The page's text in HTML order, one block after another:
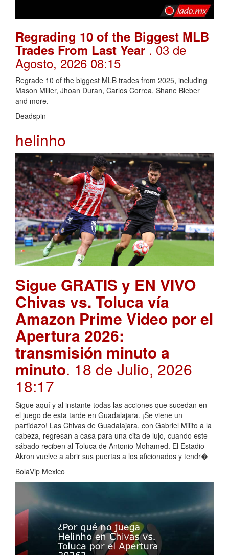
Regrading 10 of the Biggest MLB
Trades From Last Year. 03 de
Agosto, 2026 08:15
Regrade 10 of the biggest MLB trades from 2025, including
Mason Miller, Jhoan Duran, Carlos Correa, Shane Bieber
and more.
Deadspin
helinho
Sigue GRATIS y EN VIVO
Chivas vs. Toluca vía
Amazon Prime Video por el
Apertura 2026:
transmisión minuto a
minuto. 18 de Julio, 2026
18:17
Sigue aquí y al instante todas las acciones que sucedan en
el juego de esta tarde en Guadalajara. ¡Se viene un
partidazo! Las Chivas de Guadalajara, con Gabriel Milito a la
cabeza, regresan a casa para una cita de lujo, cuando este
sábado reciben al Toluca de Antonio Mohamed. El Estadio
Akron vuelve a abrir sus puertas a los aficionados y tendr�
BolaVip Mexico